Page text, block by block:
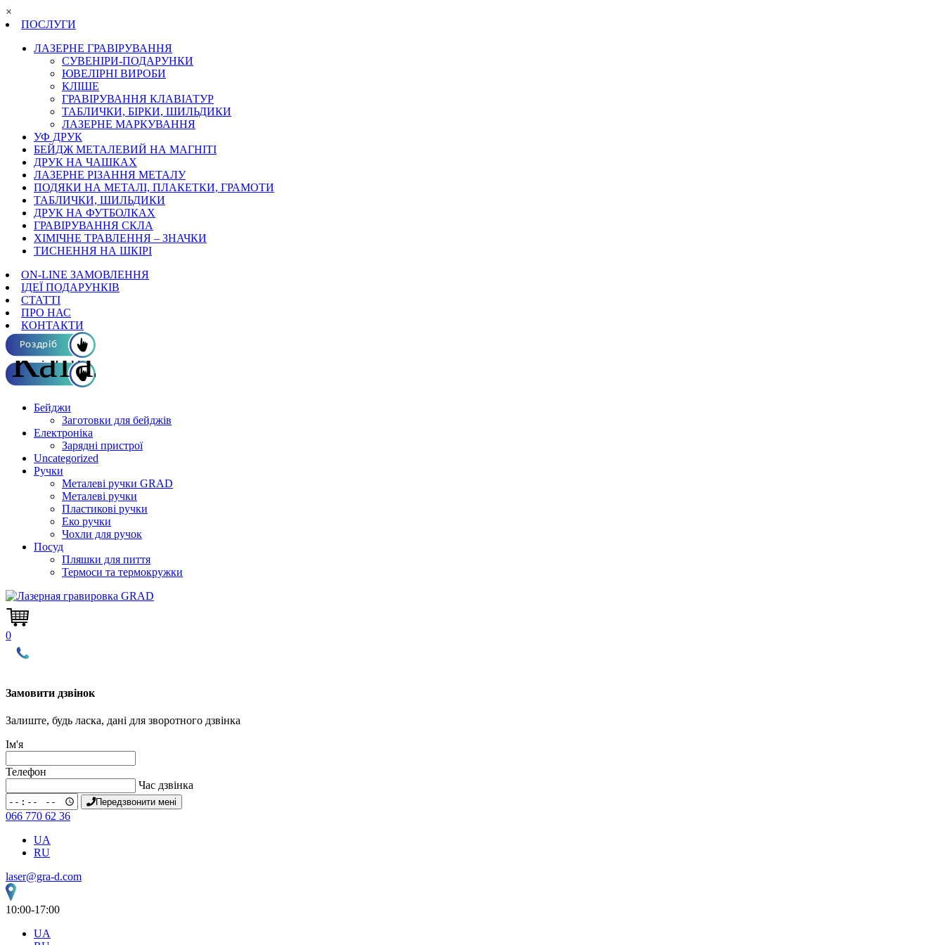
×
ПОСЛУГИ
ЛАЗЕРНЕ ГРАВІРУВАННЯ
СУВЕНІРИ-ПОДАРУНКИ
ЮВЕЛІРНІ ВИРОБИ
КЛІШЕ
ГРАВІРУВАННЯ КЛАВІАТУР
ТАБЛИЧКИ, БІРКИ, ШИЛЬДИКИ
ЛАЗЕРНЕ МАРКУВАННЯ
УФ ДРУК
БЕЙДЖ МЕТАЛЕВИЙ НА МАГНІТІ
ДРУК НА ЧАШКАХ
ЛАЗЕРНЕ РІЗАННЯ МЕТАЛУ
ПОДЯКИ НА МЕТАЛІ, ПЛАКЕТКИ, ГРАМОТИ
ТАБЛИЧКИ, ШИЛЬДИКИ
ДРУК НА ФУТБОЛКАХ
ГРАВІРУВАННЯ СКЛА
ХІМІЧНЕ ТРАВЛЕННЯ – ЗНАЧКИ
ТИСНЕННЯ НА ШКІРІ
ON-LINE ЗАМОВЛЕННЯ
ІДЕЇ ПОДАРУНКІВ
СТАТТІ
ПРО НАС
КОНТАКТИ
Роздріб
Каталог ОПТ
Бейджи
Заготовки для бейджів
Електроніка
Зарядні пристрої
Uncategorized
Ручки
Металеві ручки GRAD
Металеві ручки
Пластикові ручки
Еко ручки
Чохли для ручок
Посуд
Пляшки для пиття
Термоси та термокружки
0
Замовити дзвінок
Залиште, будь ласка, дані для зворотного дзвінка
Ім'я
Телефон
Час дзвінка
Передзвонити мені
066 770 62 36
UA
RU
laser@gra-d.com
10:00-17:00
UA